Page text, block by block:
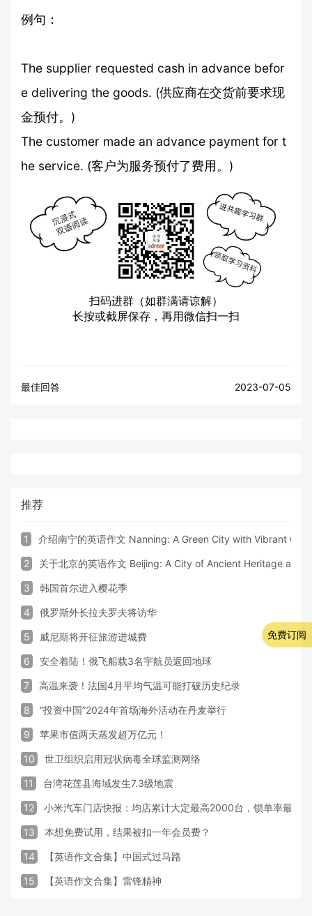
例句：
The supplier requested cash in advance befor
e delivering the goods. (供应商在交货前要求现
金预付。)
The customer made an advance payment for t
he service. (客户为服务预付了费用。)
扫码进群（如群满请谅解）
长按或截屏保存，再用微信扫一扫
最佳回答 2023-07-05
推荐
1 介绍南宁的英语作文 Nanning: A Green City with Vibrant
2 关于北京的英语作文 Beijing: A City of Ancient Heritage and
3 韩国首尔进入樱花季
4 俄罗斯外长拉夫罗夫将访华
5 威尼斯将开征旅游进城费
6 安全着陆！俄飞船载3名宇航员返回地球
7 高温来袭！法国4月平均气温可能打破历史纪录
8 “投资中国”2024年首场海外活动在丹麦举行
9 苹果市值两天蒸发超万亿元！
10 世卫组织启用冠状病毒全球监测网络
11 台湾花莲县海域发生7.3级地震
12 小米汽车门店快报：均店累计大定最高2000台，锁单率最高
13 本想免费试用，结果被扣一年会员费？
14 【英语作文合集】中国式过马路
15 【英语作文合集】雷锋精神
免费订阅